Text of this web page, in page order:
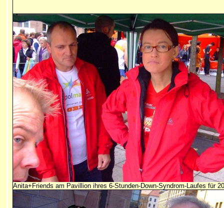
Anita+Friends am Pavillion ihres 6-Stunden-Down-Syndrom-Laufes für